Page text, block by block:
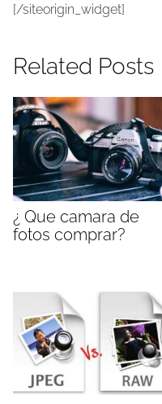
[/siteorigin_widget]
Related Posts
¿ Que camara de
fotos comprar?